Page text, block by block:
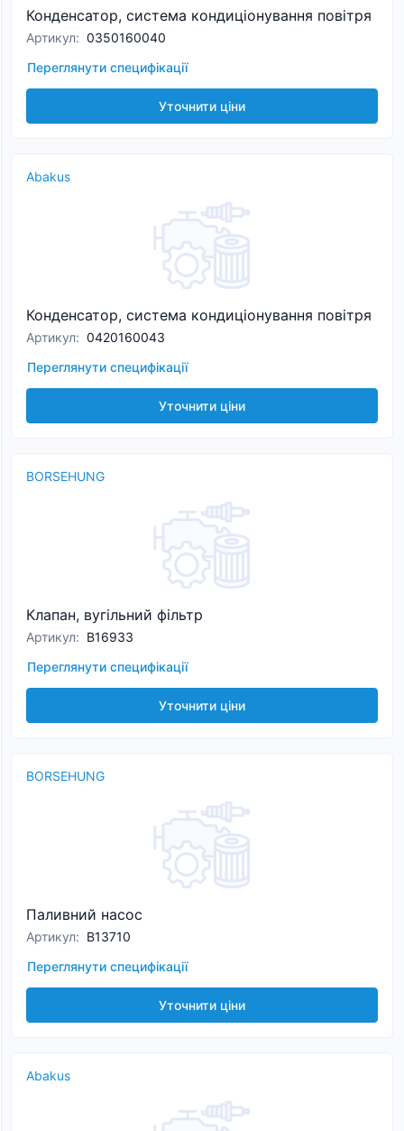
Конденсатор, система кондиціонування повітря
Артикул: 0350160040
Переглянути специфікації
Уточнити ціни
Abakus
Конденсатор, система кондиціонування повітря
Артикул: 0420160043
Переглянути специфікації
Уточнити ціни
BORSEHUNG
Клапан, вугільний фільтр
Артикул: B16933
Переглянути специфікації
Уточнити ціни
BORSEHUNG
Паливний насос
Артикул: B13710
Переглянути специфікації
Уточнити ціни
Abakus